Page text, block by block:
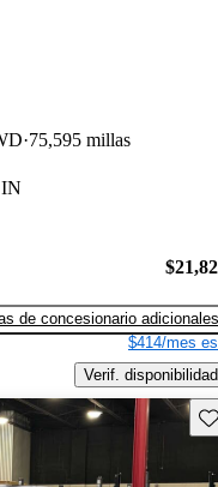
75,595 millas
de concesionario adicionales
$414/mes
Verif. disponibilidad